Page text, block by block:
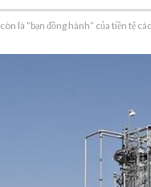
là “bạn đồng hành” của tiền tệ